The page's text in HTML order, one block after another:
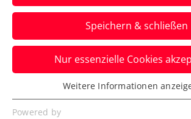
News filtern
Speichern & schließen
Nur essenzielle Cookies
Essenziell
Essenzielle Cookies werden für
Weitere Informationen
Powered by